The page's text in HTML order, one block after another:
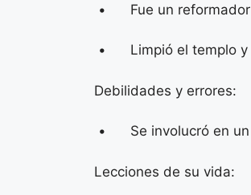
• Fue un reformador
• Limpió el templo y
Debilidades y errores:
• Se involucró en un
Lecciones de su vida: